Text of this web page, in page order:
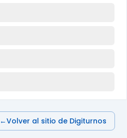
←Volver al sitio de Digiturnos